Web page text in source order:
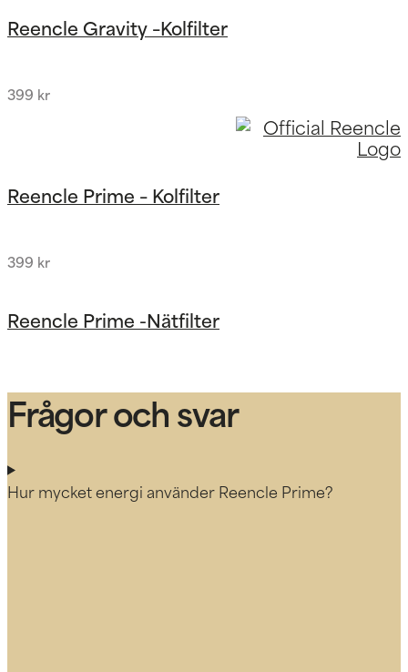
Reencle Gravity –Kolfilter
399 kr
Reencle Prime – Kolfilter
399 kr
Reencle Prime -Nätfilter
Frågor och svar
Hur mycket energi använder Reencle Prime?